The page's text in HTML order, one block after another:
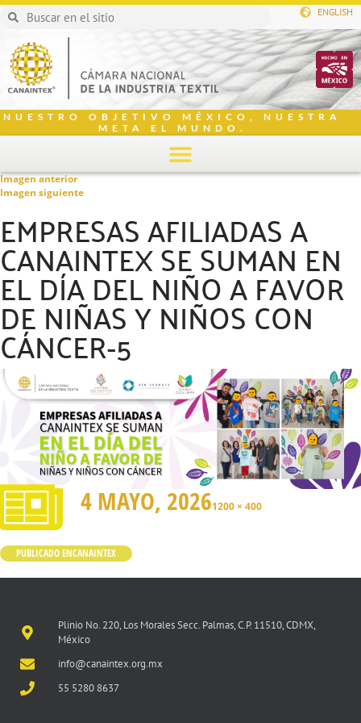
ENGLISH
NUESTRO OBJETIVO MÉXICO, NUESTRA
META EL MUNDO.
Imagen anterior
Imagen siguiente
EMPRESAS AFILIADAS A
CANAINTEX SE SUMAN EN
EL DÍA DEL NIÑO A FAVOR
DE NIÑAS Y NIÑOS CON
CÁNCER-5
4 MAYO, 20261200 × 400
PUBLICADO ENCANAINTEX
Plinio No. 220, Los Morales Secc. Palmas, C.P. 11510, CDMX,
México
info@canaintex.org.mx
55 5280 8637